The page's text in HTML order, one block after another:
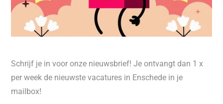
Schrijf je in voor onze nieuwsbrief! Je ontvangt dan 1 x
per week de nieuwste vacatures in Enschede in je
mailbox!